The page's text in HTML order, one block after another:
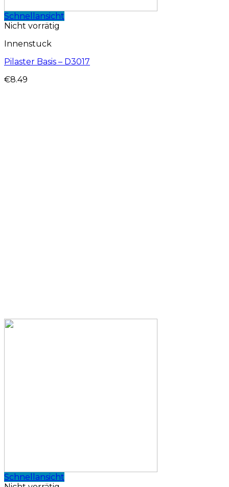
Schnellansicht
Nicht vorrätig
Innenstuck
Pilaster Basis – D3017
€8.49
Schnellansicht